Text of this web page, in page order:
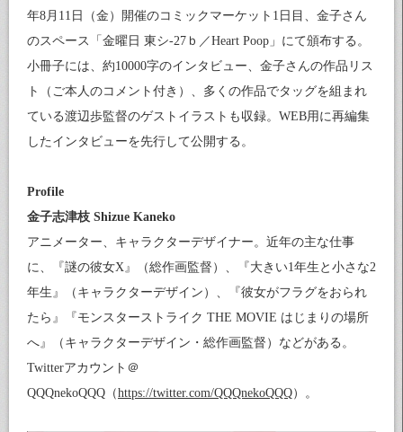
年8月11日（金）開催のコミックマーケット1日目、金子さん
のスペース「金曜日 東シ-27ｂ／Heart Poop」にて頒布する。
小冊子には、約10000字のインタビュー、金子さんの作品リス
ト（ご本人のコメント付き）、多くの作品でタッグを組まれ
ている渡辺歩監督のゲストイラストも収録。WEB用に再編集
したインタビューを先行して公開する。
Profile
金子志津枝 Shizue Kaneko
アニメーター、キャラクターデザイナー。近年の主な仕事
に、『謎の彼女X』（総作画監督）、『大きい1年生と小さな2
年生』（キャラクターデザイン）、『彼女がフラグをおられ
たら』『モンスターストライク THE MOVIE はじまりの場所
へ』（キャラクターデザイン・総作画監督）などがある。
Twitterアカウント＠
QQQnekoQQQ（https://twitter.com/QQQnekoQQQ）。